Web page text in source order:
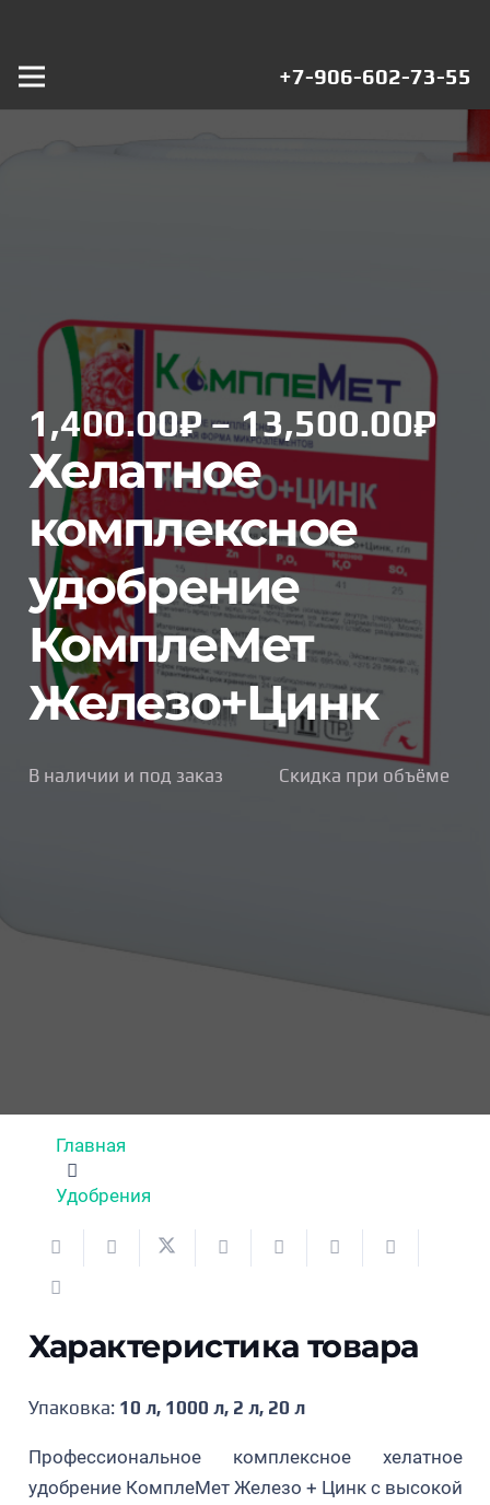
+7-906-602-73-55
1,400.00₽ – 13,500.00₽
Хелатное
комплексное
удобрение
КомплеМет
Железо+Цинк
В наличии и под заказ Скидка при объёме
Главная
Удобрения
Характеристика товара
Упаковка: 10 л, 1000 л, 2 л, 20 л
Профессиональное комплексное хелатное
удобрение КомплеМет Железо + Цинк с высокой